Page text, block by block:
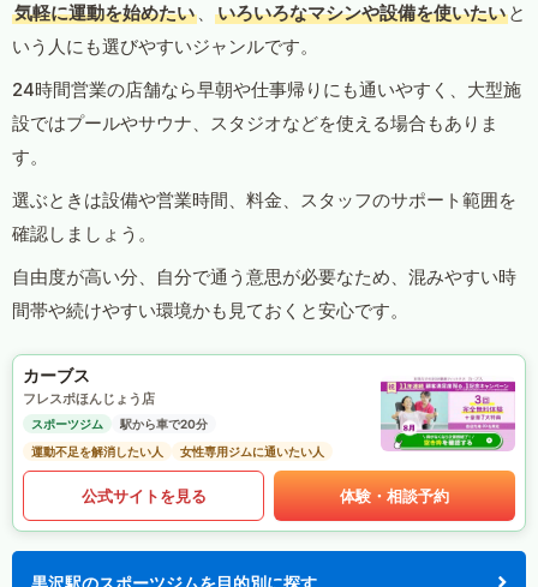
気軽に運動を始めたい 、 いろいろなマシンや設備を使いたい と
いう人にも選びやすいジャンルです。
24時間営業の店舗なら早朝や仕事帰りにも通いやすく、大型施
設ではプールやサウナ、スタジオなどを使える場合もありま
す。
選ぶときは設備や営業時間、料金、スタッフのサポート範囲を
確認しましょう。
自由度が高い分、自分で通う意思が必要なため、混みやすい時
間帯や続けやすい環境かも見ておくと安心です。
カーブス
フレスポほんじょう店
スポーツジム
駅から車で20分
運動不足を解消したい人
女性専用ジムに通いたい人
公式サイトを見る 体験・相談予約
黒沢駅のスポーツジムを目的別に探す